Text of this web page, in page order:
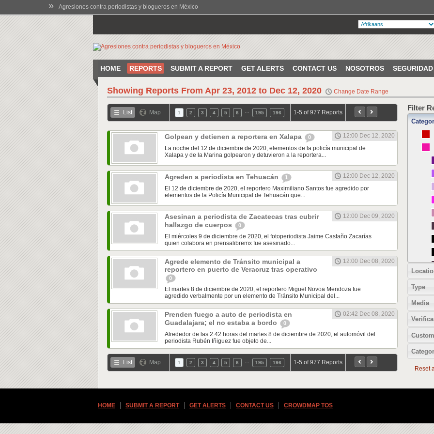
» Agresiones contra periodistas y blogueros en México
HOME REPORTS SUBMIT A REPORT GET ALERTS CONTACT US NOSOTROS SEGURIDAD
Showing Reports From Apr 23, 2012 to Dec 12, 2020 Change Date Range
List Map 1 2 3 4 5 6 195 196 1-5 of 977 Reports
Golpean y detienen a reportera en Xalapa 0
12:00 Dec 12, 2020
La noche del 12 de diciembre de 2020, elementos de la policía municipal de
Xalapa y de la Marina golpearon y detuvieron a la reportera...
Agreden a periodista en Tehuacán 1
12:00 Dec 12, 2020
El 12 de diciembre de 2020, el reportero Maximiliano Santos fue agredido por
elementos de la Policía Municipal de Tehuacán que...
Asesinan a periodista de Zacatecas tras cubrir
hallazgo de cuerpos
0
12:00 Dec 09, 2020
El miércoles 9 de diciembre de 2020, el fotoperiodista Jaime Castaño Zacarías
quien colabora en prensalibremx fue asesinado...
Agrede elemento de Tránsito municipal a
reportero en puerto de Veracruz tras operativo
0
12:00 Dec 08, 2020
El martes 8 de diciembre de 2020, el reportero Miguel Novoa Mendoza fue
agredido verbalmente por un elemento de Tránsito Municipal del...
Prenden fuego a auto de periodista en
Guadalajara; el no estaba a bordo
0
02:42 Dec 08, 2020
Alrededor de las 2:42 horas del martes 8 de diciembre de 2020, el automóvil del
periodista Rubén Iñiguez fue objeto de...
List Map 1 2 3 4 5 6 195 196 1-5 of 977 Reports
Filter
Type
Media
Reset
HOME SUBMIT A REPORT GET ALERTS CONTACT US CROWDMAP TOS